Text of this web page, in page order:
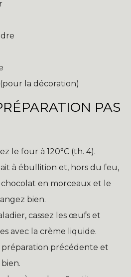
la décoration)
PAS
le four à 120°C (th. 4).
à ébullition et, hors du feu,
en morceaux et le
bien.
cassez les œufs et
avec la crème liquide.
précédente et